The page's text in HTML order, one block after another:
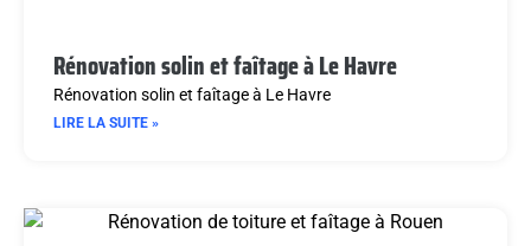
Rénovation solin et faîtage à Le Havre
Rénovation solin et faîtage à Le Havre
LIRE LA SUITE »